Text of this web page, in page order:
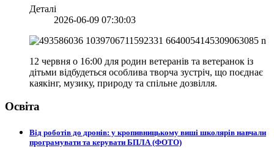
Деталі
2026-06-09 07:30:03
12 червня о 16:00 для родин ветеранів та ветеранок із
дітьми відбудеться особлива творча зустріч, що поєднає
каякінг, музику, природу та спільне дозвілля.
Освіта
Від роботів до дронів: у кропивницькому виші школярів навчали
програмувати та керувати БПЛА (ФОТО)